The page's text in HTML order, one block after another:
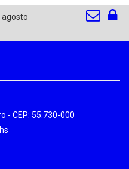
agosto
- CEP: 55.730-000